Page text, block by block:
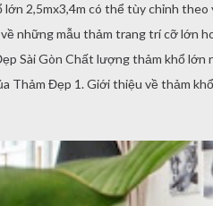
2,5mx3,4m có thể tùy chỉnh
những mẫu thảm trang trí cỡ lớn
Sài Gòn Chất lượng thảm khổ lớn
Thảm Đẹp 1. Giới thiệu về thảm